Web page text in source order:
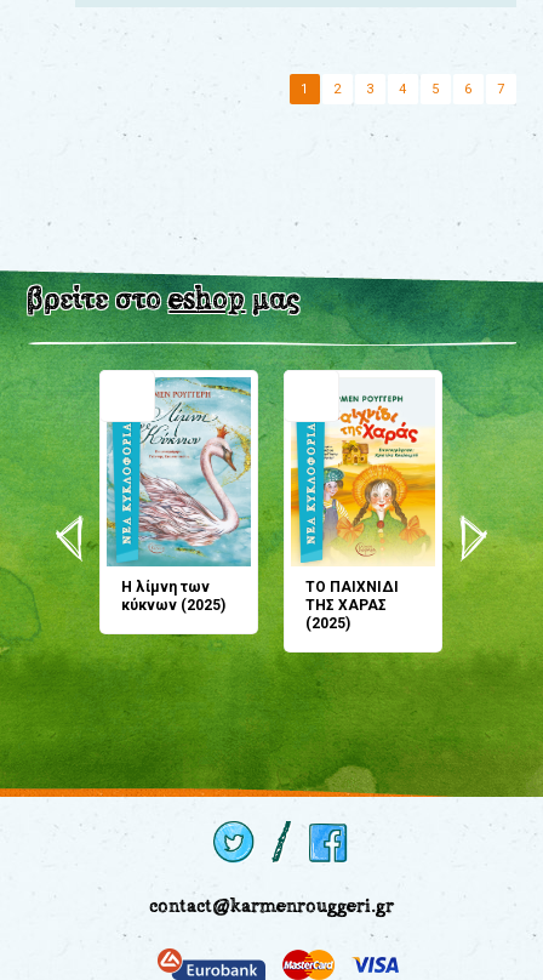
1 2 3 4 5 6 7
βρείτε στοeshopμας
Η λίμνη των
κύκνων (2025)
ΤΟ ΠΑΙΧΝΙΔΙ
ΤΗΣ ΧΑΡΑΣ
(2025)
μου;
(2024)
contact@karmenrouggeri.gr